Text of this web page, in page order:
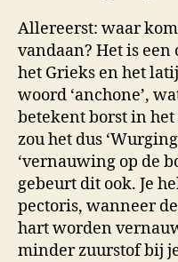
Allereerst: waar
vandaan? Het is
het Grieks en het
woord ‘anchone’,
betekent borst in
zou het dus
‘vernauwing op de
gebeurt dit ook. Je
pectoris, wanneer
hart worden
minder zuurstof bij